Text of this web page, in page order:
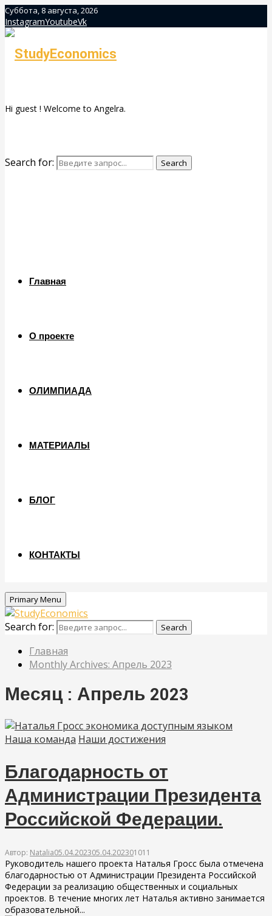
Суббота, 8 августа, 2026
InstagramYoutubeVk
Hi guest ! Welcome to Angelra.
Search for: Search
Главная
О проекте
ОЛИМПИАДА
МАТЕРИАЛЫ
БЛОГ
КОНТАКТЫ
Primary Menu
Search for: Search
Главная
Monthly Archives: Апрель 2023
Месяц : Апрель 2023
Наша команда Наши достижения
Благодарность от
Администрации Президента
Российской Федерации.
Автор: Natalia05.04.202305.04.202301011
Руководитель нашего проекта Наталья Гросс была отмечена
благодарностью от Администрации Президента Российской
Федерации за реализацию общественных и социальных
проектов. В течение многих лет Наталья активно занимается
образовательной...